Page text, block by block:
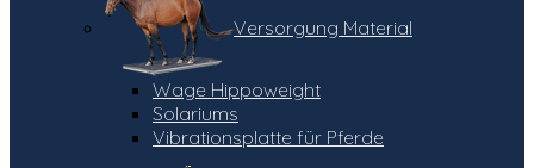
Versorgung Material
Wage Hippoweight
Solariums
Vibrationsplatte für Pferde